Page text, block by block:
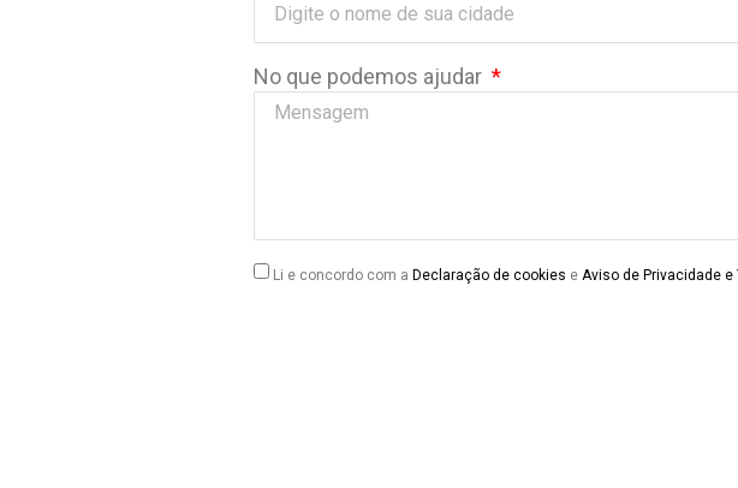
No que podemos ajudar
Li e concordo com a Declaração de cookies e Aviso de Privacidade e